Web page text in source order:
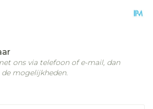
ons via telefoon of e-mail, dan
mogelijkheden.